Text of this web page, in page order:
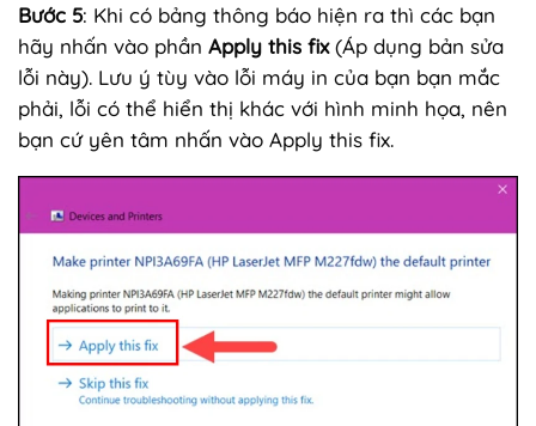
Bước 5: Khi có bảng thông báo hiện ra thì các bạn
hãy nhấn vào phần Apply this fix(Áp dụng bản sửa
lỗi này). Lưu ý tùy vào lỗi máy in của bạn bạn mắc
phải, lỗi có thể hiển thị khác với hình minh họa, nên
bạn cứ yên tâm nhấn vào Apply this fix.